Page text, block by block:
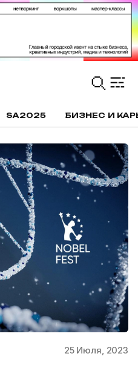
SA2025 БИЗНЕС И
25 Июля, 2023